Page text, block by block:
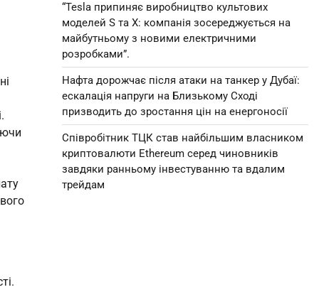
“Tesla припиняє виробництво культових
моделей S та X: компанія зосереджується на
майбутньому з новими електричними
розробками”.
Нафта дорожчає після атаки на танкер у Дубаї:
ескалація напруги на Близькому Сході
призводить до зростання цін на енергоносії
Співробітник ТЦК став найбільшим власником
криптовалюти Ethereum серед чиновників
завдяки ранньому інвестуванню та вдалим
трейдам